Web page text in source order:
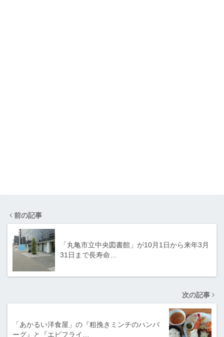
前の記事
「丸亀市立中央図書館」が10月1日から来年3月
31日まで長寿命…
次の記事
「あかるい洋食屋」の『粗挽きミンチのハンバ
ーグ』と『エビフライ…